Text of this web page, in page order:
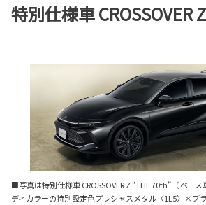
特別仕様車 CROSSOVER
■写真は特別仕様車 CROSSOVER Z “THE 70th”（ ベース
ディカラーの特別設定色プレシャスメタル〈1L5〉×ブ